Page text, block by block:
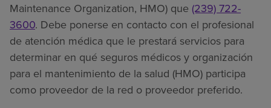
Maintenance Organization, HMO) que (239) 722-
3600. Debe ponerse en contacto con el profesional
de atención médica que le prestará servicios para
determinar en qué seguros médicos y organización
para el mantenimiento de la salud (HMO) participa
como proveedor de la red o proveedor preferido.